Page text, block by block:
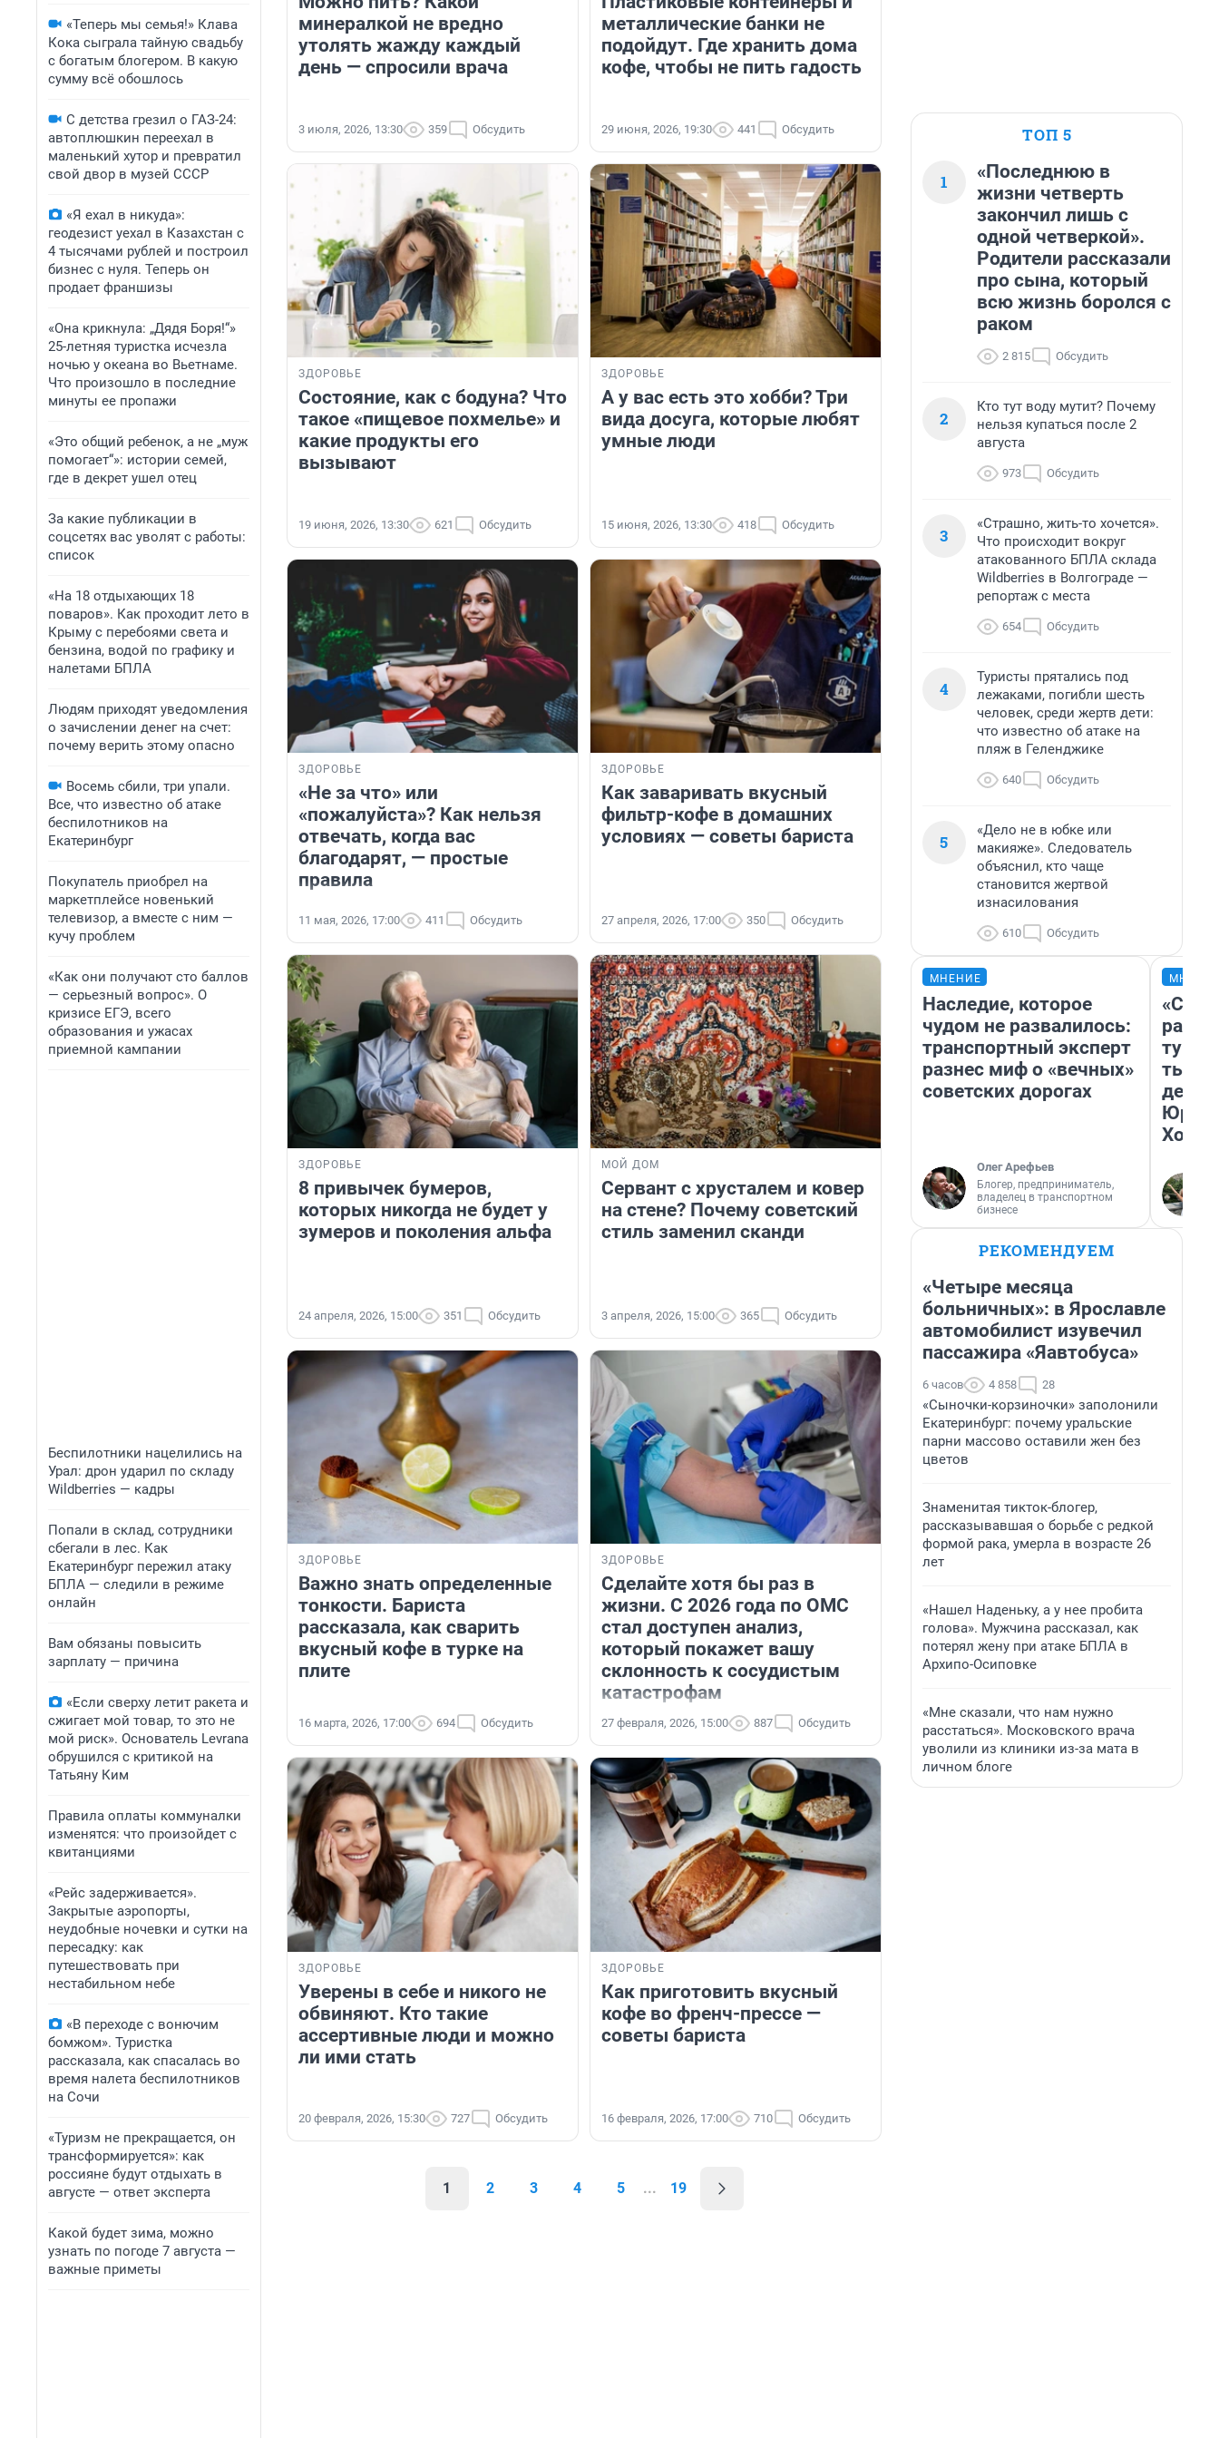
«Теперь мы семья!» Клава
Кока сыграла тайную свадьбу
с богатым блогером. В какую
сумму всё обошлось
С детства грезил о ГАЗ-24:
автоплюшкин переехал в
маленький хутор и превратил
свой двор в музей СССР
«Я ехал в никуда»:
геодезист уехал в Казахстан с
4 тысячами рублей и построил
бизнес с нуля. Теперь он
продает франшизы
«Она крикнула: „Дядя Боря!“»
25-летняя туристка исчезла
ночью у океана во Вьетнаме.
Что произошло в последние
минуты ее пропажи
«Это общий ребенок, а не „муж
помогает“»: истории семей,
где в декрет ушел отец
За какие публикации в
соцсетях вас уволят с работы:
список
«На 18 отдыхающих 18
поваров». Как проходит лето в
Крыму с перебоями света и
бензина, водой по графику и
налетами БПЛА
Людям приходят уведомления
о зачислении денег на счет:
почему верить этому опасно
Восемь сбили, три упали.
Все, что известно об атаке
беспилотников на
Екатеринбург
Покупатель приобрел на
маркетплейсе новенький
телевизор, а вместе с ним —
кучу проблем
«Как они получают сто баллов
— серьезный вопрос». О
кризисе ЕГЭ, всего
образования и ужасах
приемной кампании
Беспилотники нацелились на
Урал: дрон ударил по складу
Wildberries — кадры
Попали в склад, сотрудники
сбегали в лес. Как
Екатеринбург пережил атаку
БПЛА — следили в режиме
онлайн
Вам обязаны повысить
зарплату — причина
«Если сверху летит ракета и
сжигает мой товар, то это не
мой риск». Основатель Levrana
обрушился с критикой на
Татьяну Ким
Правила оплаты коммуналки
изменятся: что произойдет с
квитанциями
«Рейс задерживается».
Закрытые аэропорты,
неудобные ночевки и сутки на
пересадку: как
путешествовать при
нестабильном небе
«В переходе с вонючим
бомжом». Туристка
рассказала, как спасалась во
время налета беспилотников
на Сочи
«Туризм не прекращается, он
трансформируется»: как
россияне будут отдыхать в
августе — ответ эксперта
Какой будет зима, можно
узнать по погоде 7 августа —
важные приметы
минералкой не вредно
утолять жажду каждый
день — спросили врача
3 июля, 2026, 13:30 359 Обсудить
металлические банки не
подойдут. Где хранить дома
кофе, чтобы не пить гадость
29 июня, 2026, 19:30 441 Обсудить
ЗДОРОВЬЕ
Состояние, как с бодуна? Что
такое «пищевое похмелье» и
какие продукты его
вызывают
19 июня, 2026, 13:30 621 Обсудить
ЗДОРОВЬЕ
А у вас есть это хобби? Три
вида досуга, которые любят
умные люди
15 июня, 2026, 13:30 418 Обсудить
ЗДОРОВЬЕ
«Не за что» или
«пожалуйста»? Как нельзя
отвечать, когда вас
благодарят, — простые
правила
11 мая, 2026, 17:00 411 Обсудить
ЗДОРОВЬЕ
Как заваривать вкусный
фильтр-кофе в домашних
условиях — советы бариста
27 апреля, 2026, 17:00 350 Обсудить
ЗДОРОВЬЕ
8 привычек бумеров,
которых никогда не будет у
зумеров и поколения альфа
24 апреля, 2026, 15:00 351 Обсудить
МОЙ ДОМ
Сервант с хрусталем и ковер
на стене? Почему советский
стиль заменил сканди
3 апреля, 2026, 15:00 365 Обсудить
ЗДОРОВЬЕ
Важно знать определенные
тонкости. Бариста
рассказала, как сварить
вкусный кофе в турке на
плите
16 марта, 2026, 17:00 694 Обсудить
ЗДОРОВЬЕ
Сделайте хотя бы раз в
жизни. С 2026 года по ОМС
стал доступен анализ,
который покажет вашу
склонность к сосудистым
катастрофам
27 февраля, 2026, 15:00 887 Обсудить
ЗДОРОВЬЕ
Уверены в себе и никого не
обвиняют. Кто такие
ассертивные люди и можно
ли ими стать
20 февраля, 2026, 15:30 727 Обсудить
ЗДОРОВЬЕ
Как приготовить вкусный
кофе во френч-прессе —
советы бариста
16 февраля, 2026, 17:00 710 Обсудить
1 2 3 4 5 ... 19
ТОП 5
1
«Последнюю в
жизни четверть
закончил лишь с
одной четверкой».
Родители рассказали
про сына, который
всю жизнь боролся с
раком
2 815 Обсудить
2
Кто тут воду мутит? Почему
нельзя купаться после 2
августа
973 Обсудить
3
«Страшно, жить-то хочется».
Что происходит вокруг
атакованного БПЛА склада
Wildberries в Волгограде —
репортаж с места
654 Обсудить
4
Туристы прятались под
лежаками, погибли шесть
человек, среди жертв дети:
что известно об атаке на
пляж в Геленджике
640 Обсудить
5
«Дело не в юбке или
макияже». Следователь
объяснил, кто чаще
становится жертвой
изнасилования
610 Обсудить
МНЕНИЕ
Наследие, которое
чудом не развалилось:
транспортный эксперт
разнес миф о «вечных»
советских дорогах
Олег Арефьев
Блогер, предприниматель,
владелец в транспортном
бизнесе
день
РЕКОМЕНДУЕМ
«Четыре месяца
больничных»: в Ярославле
автомобилист изувечил
пассажира «Яавтобуса»
6 часов 4 858 28
«Сыночки-корзиночки» заполонили
Екатеринбург: почему уральские
парни массово оставили жен без
цветов
Знаменитая тикток-блогер,
рассказывавшая о борьбе с редкой
формой рака, умерла в возрасте 26
лет
«Нашел Наденьку, а у нее пробита
голова». Мужчина рассказал, как
потерял жену при атаке БПЛА в
Архипо-Осиповке
«Мне сказали, что нам нужно
расстаться». Московского врача
уволили из клиники из-за мата в
личном блоге